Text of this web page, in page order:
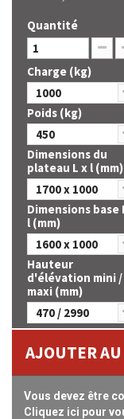
Quantité
Charge (kg)
1000
Poids (kg)
450
Dimensions du
plateau L x l (mm)
1700 x 1000
Dimensions base
l (mm)
1600 x 1000
Hauteur
d'élévation mini /
maxi (mm)
470 / 2990
AJOUTER
Vous devez être
Cliquez ici pour